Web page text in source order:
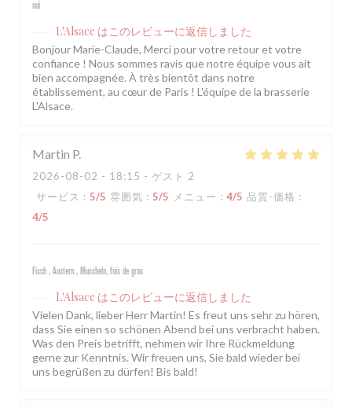
oui
L'Alsace はこのレビューに返信しました
Bonjour Marie-Claude, Merci pour votre retour et votre
confiance ! Nous sommes ravis que notre équipe vous ait
bien accompagnée. À très bientôt dans notre
établissement, au cœur de Paris ! L'équipe de la brasserie
L'Alsace.
Martin P
2026-08-02 - 18:15 - ゲスト 2
サービス : 5/5 雰囲気 : 5/5 メニュー : 4/5 品質-価格 :
4/5
Fisch , Austern , Muscheln, fois de gras
L'Alsace はこのレビューに返信しました
Vielen Dank, lieber Herr Martin! Es freut uns sehr zu hören,
dass Sie einen so schönen Abend bei uns verbracht haben.
Was den Preis betrifft, nehmen wir Ihre Rückmeldung
gerne zur Kenntnis. Wir freuen uns, Sie bald wieder bei
uns begrüßen zu dürfen! Bis bald!